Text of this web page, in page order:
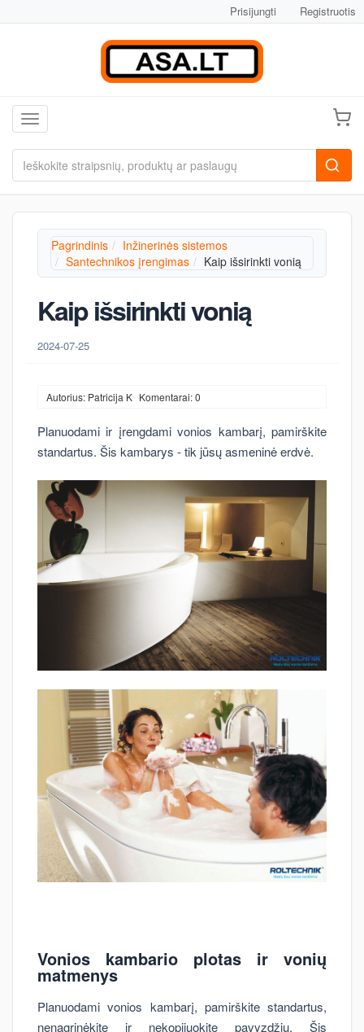
Prisijungti Registruotis
Toggle navigation
Pagrindinis
Inžinerinės sistemos
Santechnikos įrengimas
Kaip išsirinkti vonią
Kaip išsirinkti vonią
2024-07-25
Autorius: Patricija K Komentarai: 0
Planuodami ir įrengdami vonios kambarį, pamirškite
standartus. Šis kambarys - tik jūsų asmeninė erdvė.
Vonios kambario plotas ir vonių
matmenys
Planuodami vonios kambarį, pamirškite standartus,
nenagrinėkite ir nekopijuokite pavyzdžių. Šis